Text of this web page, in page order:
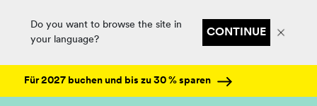
Do you want to browse the site in
your language?
CONTINUE
Für 2027 buchen und bis zu 30 % sparen